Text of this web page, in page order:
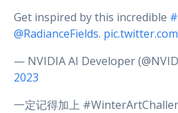
Get inspired by this incredible
@RadianceFields.
— NVIDIA AI Developer
2023
一定记得加上